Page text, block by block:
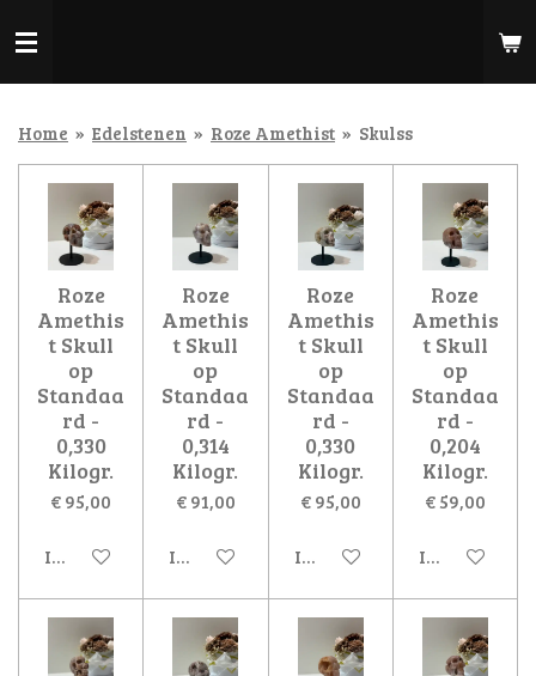
direct
hoofdinhoud
Home » Edelstenen » Roze Amethist » Skulss
Roze
Amethis
t Skull
op
Standaa
rd -
0,330
Kilogr.
€ 95,00
In winkelwagen
Roze
Amethis
t Skull
op
Standaa
rd -
0,314
Kilogr.
€ 91,00
In winkelwagen
Roze
Amethis
t Skull
op
Standaa
rd -
0,330
Kilogr.
€ 95,00
In winkelwagen
Roze
Amethis
t Skull
op
Standaa
rd -
0,204
Kilogr.
€ 59,00
In